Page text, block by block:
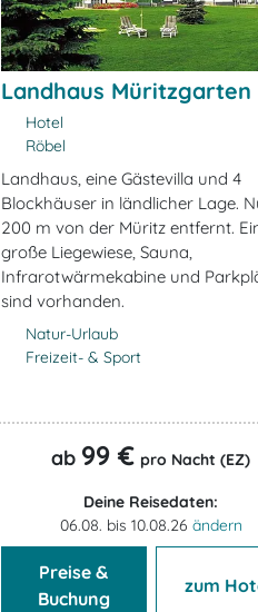
Landhaus Müritzgarten
Hotel
Röbel
Landhaus, eine Gästevilla und 4
Blockhäuser in ländlicher Lage.
200 m von der Müritz entfernt.
große Liegewiese, Sauna,
Infrarotwärmekabine und
sind vorhanden.
Natur-Urlaub
Freizeit- & Sport
ab 99 € pro Nacht (EZ)
Deine Reisedaten:
06.08. bis 10.08.26 ändern
Preise &
Buchung
zum